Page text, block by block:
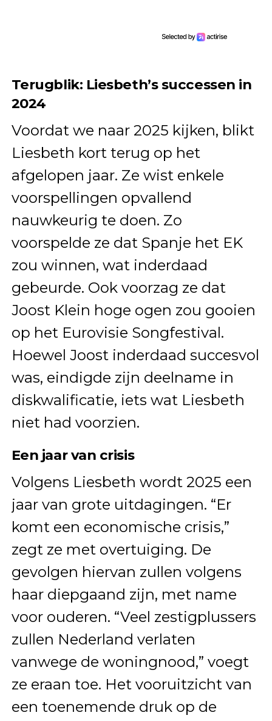
Terugblik: Liesbeth’s successen in
2024
Voordat we naar 2025 kijken, blikt
Liesbeth kort terug op het
afgelopen jaar. Ze wist enkele
voorspellingen opvallend
nauwkeurig te doen. Zo
voorspelde ze dat Spanje het EK
zou winnen, wat inderdaad
gebeurde. Ook voorzag ze dat
Joost Klein hoge ogen zou gooien
op het Eurovisie Songfestival.
Hoewel Joost inderdaad succesvol
was, eindigde zijn deelname in
diskwalificatie, iets wat Liesbeth
niet had voorzien.
Een jaar van crisis
Volgens Liesbeth wordt 2025 een
jaar van grote uitdagingen. “Er
komt een economische crisis,”
zegt ze met overtuiging. De
gevolgen hiervan zullen volgens
haar diepgaand zijn, met name
voor ouderen. “Veel zestigplussers
zullen Nederland verlaten
vanwege de woningnood,” voegt
ze eraan toe. Het vooruitzicht van
een toenemende druk op de